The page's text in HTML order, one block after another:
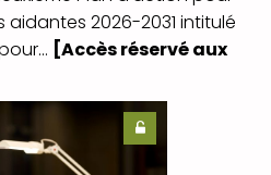
2026-2031 intitulé
[Accès réservé aux